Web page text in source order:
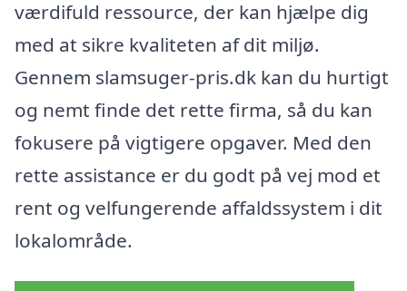
værdifuld ressource, der kan hjælpe dig
med at sikre kvaliteten af dit miljø.
Gennem slamsuger-pris.dk kan du hurtigt
og nemt finde det rette firma, så du kan
fokusere på vigtigere opgaver. Med den
rette assistance er du godt på vej mod et
rent og velfungerende affaldssystem i dit
lokalområde.